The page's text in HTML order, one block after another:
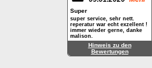
Super
super service, sehr nett.
reperatur war echt exzellent !
immer wieder gerne, danke
malison.
Hinweis zu den
Bewertungen